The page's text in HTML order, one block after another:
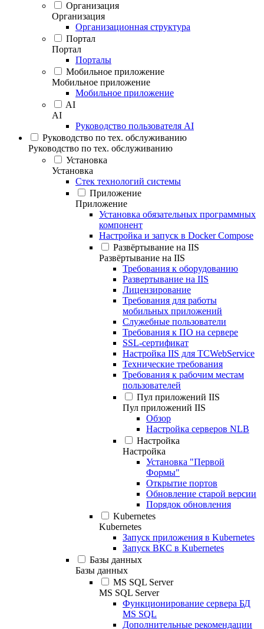
Организация
Организация
Организационная структура
Портал
Портал
Порталы
Мобильное приложение
Мобильное приложение
Мобильное приложение
AI
AI
Руководство пользователя AI
Руководство по тех. обслуживанию
Руководство по тех. обслуживанию
Установка
Установка
Стек технологий системы
Приложение
Приложение
Установка обязательных программных
компонент
Настройка и запуск в Docker Compose
Развёртывание на IIS
Развёртывание на IIS
Требования к оборудованию
Развертывание на IIS
Лицензирование
Требования для работы
мобильных приложений
Служебные пользователи
Требования к ПО на сервере
SSL-сертификат
Настройка IIS для TCWebService
Технические требования
Требования к рабочим местам
пользователей
Пул приложений IIS
Пул приложений IIS
Обзор
Настройка серверов NLB
Настройка
Настройка
Установка "Первой
Формы"
Открытие портов
Обновление старой версии
Порядок обновления
Kubernetes
Kubernetes
Запуск приложения в Kubernetes
Запуск ВКС в Kubernetes
Базы данных
Базы данных
MS SQL Server
MS SQL Server
Функционирование сервера БД
MS SQL
Дополнительные рекомендации